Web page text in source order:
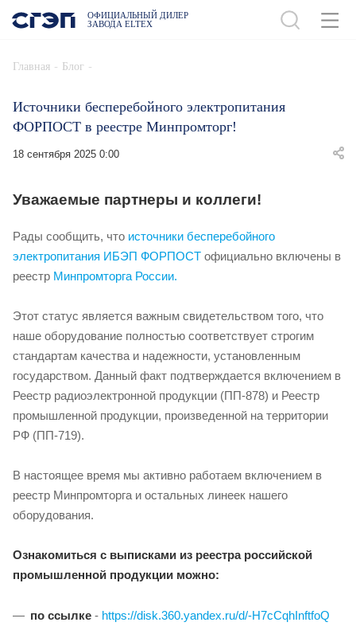
ОФИЦИАЛЬНЫЙ ДИЛЕР
ЗАВОДА ELTEX
Главная - Блог -
Источники бесперебойного электропитания
ФОРПОСТ в реестре Минпромторг!
18 сентября 2025 0:00
Уважаемые партнеры и коллеги!
Рады сообщить, что источники бесперебойного
электропитания ИБЭП ФОРПОСТ официально включены в
реестр Минпромторга России.
Этот статус является важным свидетельством того, что
наше оборудование полностью соответствует строгим
стандартам качества и надежности, установленным
государством. Данный факт подтверждается включением в
Реестр радиоэлектронной продукции (ПП-878) и Реестр
промышленной продукции, произведенной на территории
РФ (ПП-719).
В настоящее время мы активно работаем включением в
реестр Минпромторга и остальных линеек нашего
оборудования.
Ознакомиться с выписками из реестра российской
промышленной продукции можно:
по ссылке - https://disk.360.yandex.ru/d/-H7cCqhInftfoQ